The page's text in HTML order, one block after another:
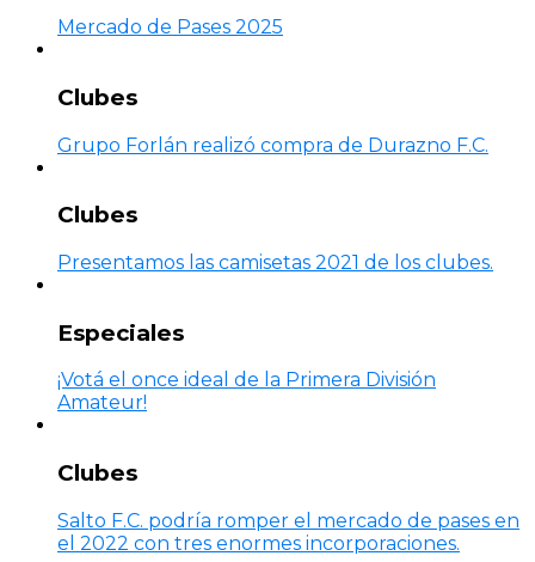
Mercado de Pases 2025
Clubes
Grupo Forlán realizó compra de Durazno F.C.
Clubes
Presentamos las camisetas 2021 de los clubes.
Especiales
¡Votá el once ideal de la Primera División
Amateur!
Clubes
Salto F.C. podría romper el mercado de pases en
el 2022 con tres enormes incorporaciones.